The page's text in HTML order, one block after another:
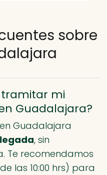
sobre
tramitar mi
Guadalajara?
en Guadalajara
, sin
Te recomendamos
las 10:00 hrs) para